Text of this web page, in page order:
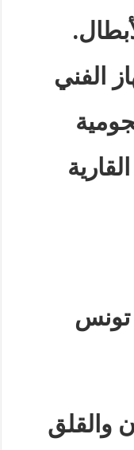
.
الفني
تونس
والقلق